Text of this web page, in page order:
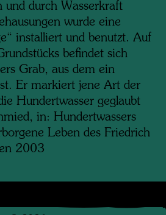
und durch Wasserkraft
wurde eine
installiert und benutzt. Auf
befindet sich
Grab, aus dem ein
Er markiert jene Art der
Hundertwasser geglaubt
in: Hundertwassers
Leben des Friedrich
2003